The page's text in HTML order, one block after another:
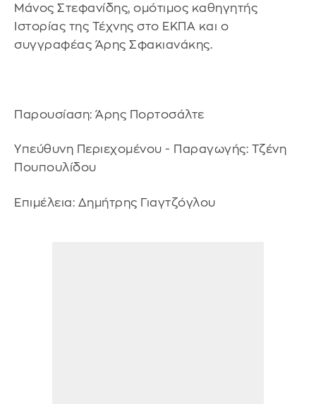
Μάνος Στεφανίδης, ομότιμος καθηγητής
Ιστορίας της Τέχνης στο ΕΚΠΑ και ο
συγγραφέας Άρης Σφακιανάκης.
Παρουσίαση: Άρης Πορτοσάλτε
Υπεύθυνη Περιεχομένου - Παραγωγής: Τζένη
Πουπουλίδου
Επιμέλεια: Δημήτρης Γιαγτζόγλου